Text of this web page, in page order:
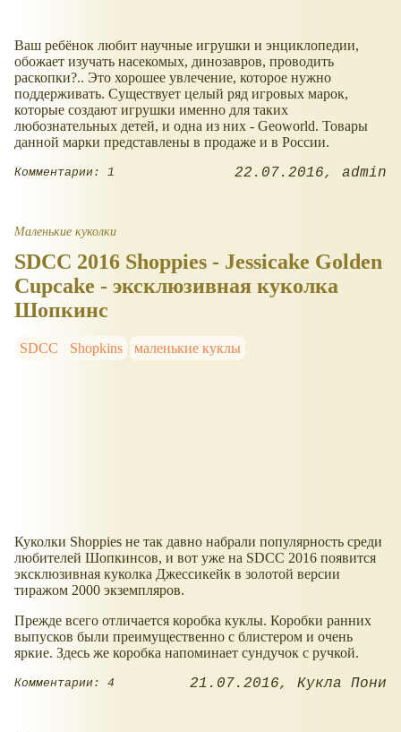
Ваш ребёнок любит научные игрушки и энциклопедии,
обожает изучать насекомых, динозавров, проводить
раскопки?.. Это хорошее увлечение, которое нужно
поддерживать. Существует целый ряд игровых марок,
которые создают игрушки именно для таких
любознательных детей, и одна из них - Geoworld. Товары
данной марки представлены в продаже и в России.
Комментарии: 1 22.07.2016 admin
Маленькие куколки
SDCC 2016 Shoppies - Jessicake Golden
Cupcake - эксклюзивная куколка
Шопкинс
SDCC Shopkins маленькие куклы
Куколки Shoppies не так давно набрали популярность среди
любителей Шопкинсов, и вот уже на SDCC 2016 появится
эксклюзивная куколка Джессикейк в золотой версии
тиражом 2000 экземпляров.
Прежде всего отличается коробка куклы. Коробки ранних
выпусков были преимущественно с блистером и очень
яркие. Здесь же коробка напоминает сундучок с ручкой.
Комментарии: 4 21.07.2016 Кукла Пони